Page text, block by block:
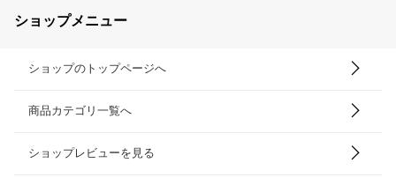
ショップメニュー
ショップのトップページへ
商品カテゴリ一覧へ
ショップレビューを見る